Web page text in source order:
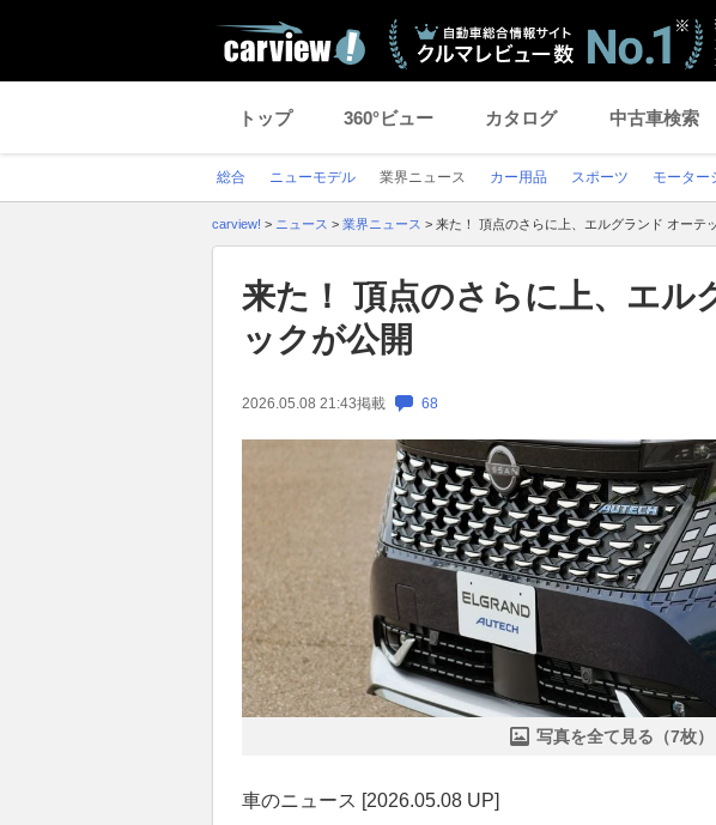
トップ 360°ビュー カタログ 中古車検索
総合 ニューモデル 業界ニュース カー用品 スポーツ モーター
carview! > ニュース > 業界ニュース > 来た！ 頂点のさらに上、エルグランド オーテ
来た！ 頂点のさらに上、エル
ックが公開
2026.05.08 21:43掲載 68
写真を全て見る（7枚）
車のニュース [2026.05.08 UP]